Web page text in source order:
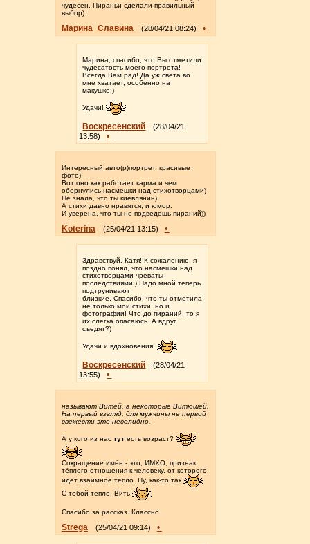
чудесен. Пираньи сделали правильный
выбор).
Марина_Славина (28/04/21 08:24) •
Марина, спасибо, что Вы отметили
чудесатость моего портрета!
Всегда Вам рад! Да уж света во
мне хватает, особенно на
макушке:)
Удачи!
Воскресенский
(28/04/21
13:58)
•
Интересный авто(р)портрет, красивые
фото)
Вот оно как работает карма и чем
обернулись насмешки над стихотворцами)
Не знала, что ты киевлянин)
А стихи давно нравятся, и юмор.
И уверена, что ты не подведешь пираний))
Koterina (25/04/21 13:15) •
Здравствуй, Катя! К сожалению, я
поздно понял, что насмешки над
стихотворцами чреваты
последствиями:) Надо мной теперь
подтрунивают
близкие. Спасибо, что ты отметила
не только мои стихи, но и
фотографии! Что до пираний, то я
их слегка опасаюсь. А вдруг
съедят?)
Удачи и вдохновения!
Воскресенский
(28/04/21
13:55)
•
называют Витей, а некоторые Витюшей.
На первый взгляд, для мужчины не первой
свежести это несолидно.
А у кого из нас тутесть возраст?
Сокращение имён - это, ИМХО, признак
тёплого отношения к человеку, от которого
идёт взаимное тепло. Ну, как-то так
С тобой тепло, Вить
Спасибо за рассказ. Классно.
Strega (25/04/21 09:14) •